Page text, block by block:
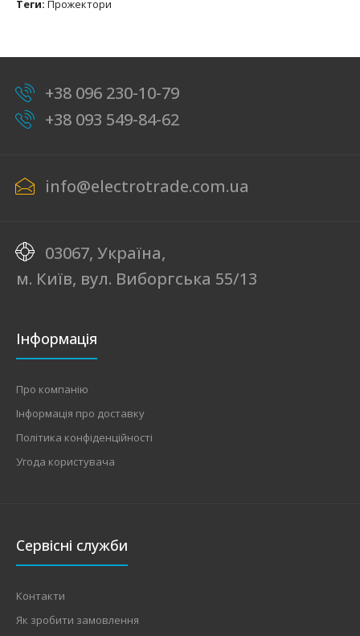
Теги: Прожектори
+38 096 230-10-79
+38 093 549-84-62
info@electrotrade.com.ua
03067, Україна,
м. Київ, вул. Виборгська 55/13
Інформація
Про компанію
Інформація про доставку
Політика конфіденційності
Угода користувача
Сервісні служби
Контакти
Як зробити замовлення